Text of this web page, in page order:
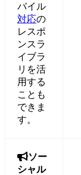
バイル
対応の
レスポ
ンスラ
イブラ
リを活
用する
ことも
できま
す。
ソー
シャル